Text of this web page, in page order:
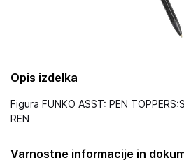
Opis izdelka
Figura FUNKO ASST: PEN
REN
Varnostne informacije in